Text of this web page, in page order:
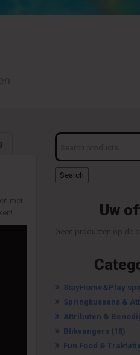
met
Search
Search
Uw
Geen producten op de
StayHome&Play
Springkussens &
Attributen &
Blikvangers (18)
Fun Food &